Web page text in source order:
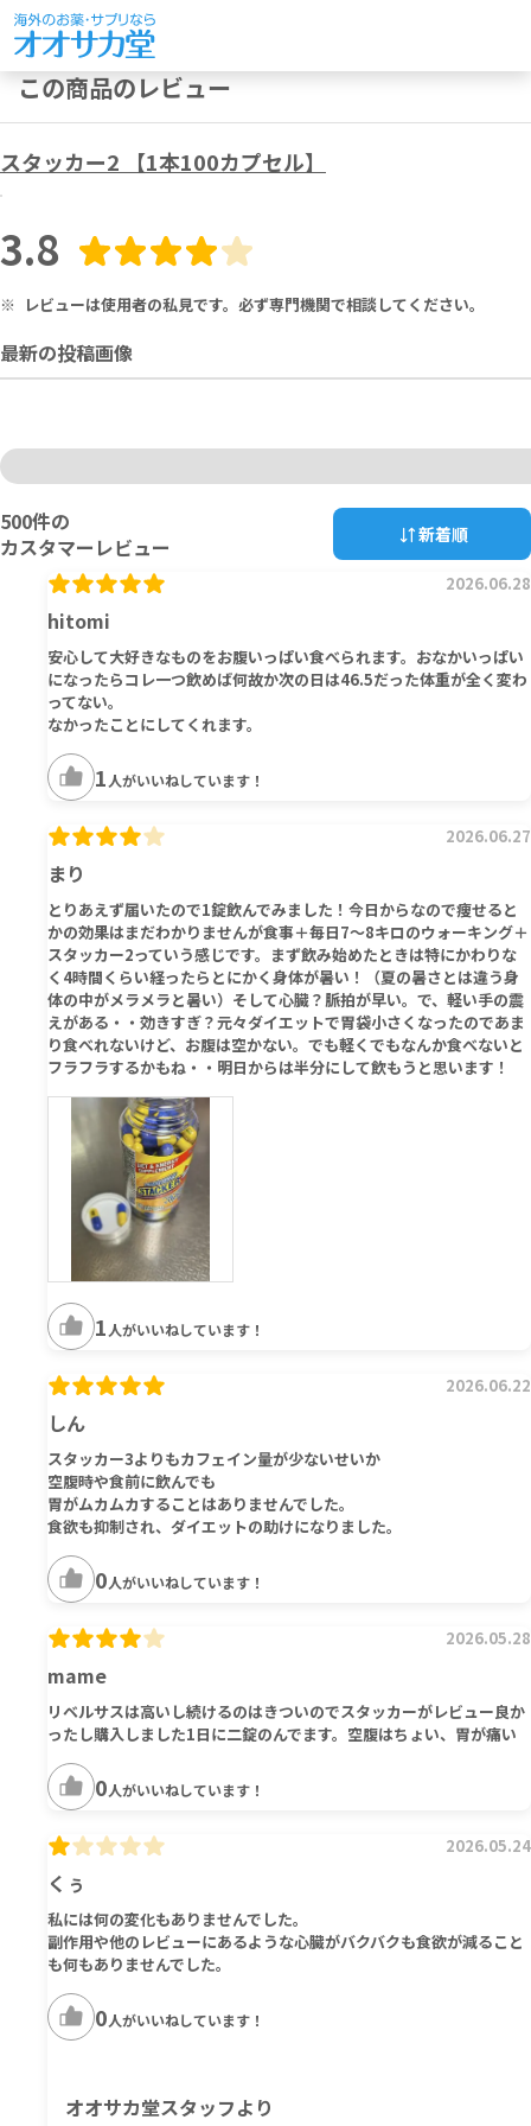
この商品のレビュー
スタッカー2 【1本100カプセル】
3.8
※ レビューは使用者の私見です。必ず専門機関で相談してください。
最新の投稿画像
500件の
カスタマーレビュー
新着順
hitomi
2026.06.28
安心して大好きなものをお腹いっぱい食べられます。おなかいっぱい
になったらコレ一つ飲めば何故か次の日は46.5だった体重が全く変わ
ってない。
なかったことにしてくれます。
1 人がいいねしています！
まり
2026.06.27
とりあえず届いたので1錠飲んでみました！今日からなので痩せると
かの効果はまだわかりませんが食事＋毎日7～8キロのウォーキング＋
スタッカー2っていう感じです。まず飲み始めたときは特にかわりな
く4時間くらい経ったらとにかく身体が暑い！（夏の暑さとは違う身
体の中がメラメラと暑い）そして心臓？脈拍が早い。で、軽い手の震
えがある・・効きすぎ？元々ダイエットで胃袋小さくなったのであま
り食べれないけど、お腹は空かない。でも軽くでもなんか食べないと
フラフラするかもね・・明日からは半分にして飲もうと思います！
1 人がいいねしています！
しん
2026.06.22
スタッカー3よりもカフェイン量が少ないせいか
空腹時や食前に飲んでも
胃がムカムカすることはありませんでした。
食欲も抑制され、ダイエットの助けになりました。
0人がいいねしています！
mame
2026.05.28
リベルサスは高いし続けるのはきついのでスタッカーがレビュー良か
ったし購入しました1日に二錠のんでます。空腹はちょい、胃が痛い
0人がいいねしています！
くぅ
2026.05.24
私には何の変化もありませんでした。
副作用や他のレビューにあるような心臓がバクバクも食欲が減ること
も何もありませんでした。
0人がいいねしています！
オオサカ堂スタッフより